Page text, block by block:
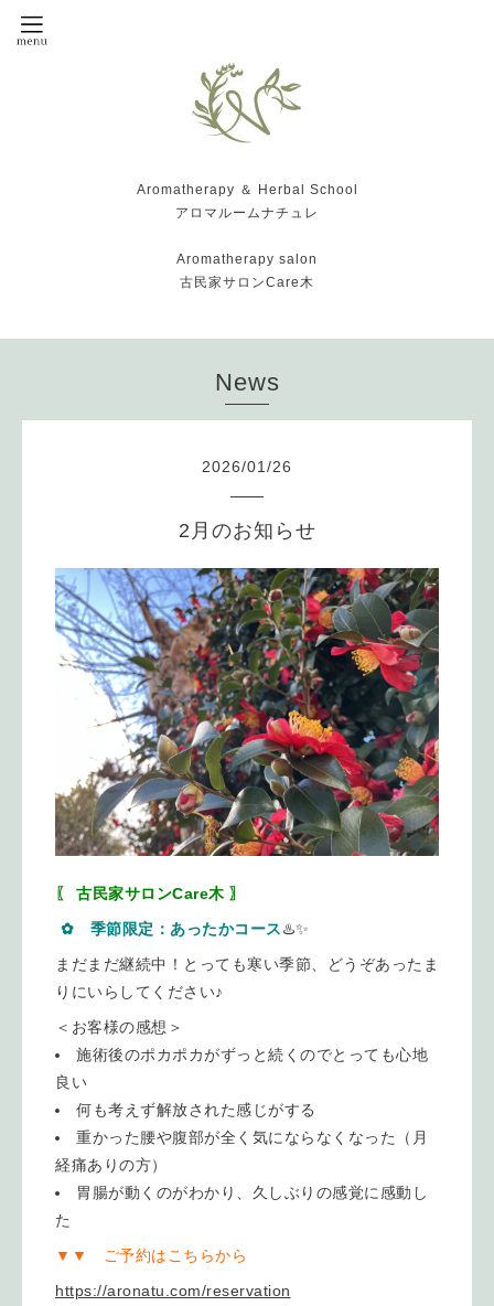
Aromatherapy ＆ Herbal School
アロマルームナチュレ
Aromatherapy salon
古民家サロンCare木
News
2026/01 /26
2月のお知らせ
〖 古民家サロンCare木 〗
✿ 季節限定：あったかコース♨️✨
まだまだ継続中！とっても寒い季節、どうぞあったま
りにいらしてください♪
＜お客様の感想＞
施術後のポカポカがずっと続くのでとっても心地
良い
何も考えず解放された感じがする
重かった腰や腹部が全く気にならなくなった（月
経痛ありの方）
胃腸が動くのがわかり、久しぶりの感覚に感動し
た
▼▼ ご予約はこちらから
https://aronatu.com/reservation